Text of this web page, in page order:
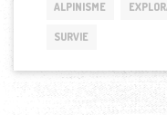
ALPINISME
SURVIE